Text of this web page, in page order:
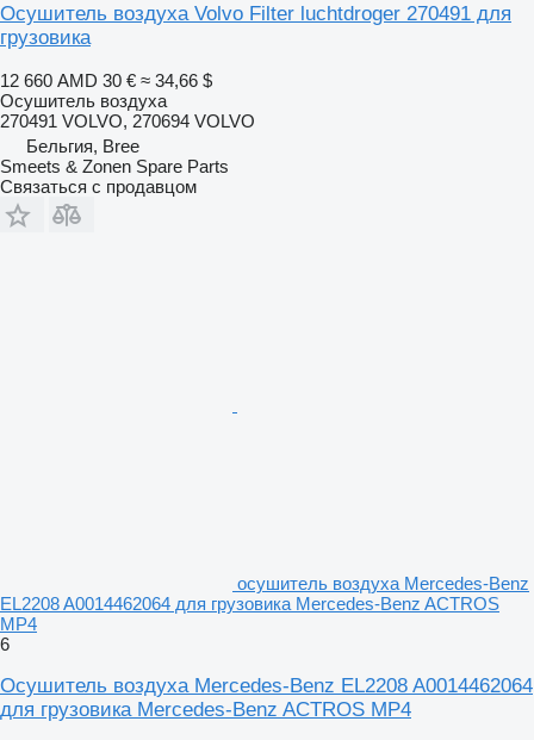
Осушитель воздуха Volvo Filter luchtdroger 270491 для
грузовика
12 660 AMD 30 € ≈ 34,66 $
Осушитель воздуха
270491 VOLVO, 270694 VOLVO
Бельгия, Bree
Smeets & Zonen Spare Parts
Связаться с продавцом
осушитель воздуха Mercedes-Benz
EL2208 A0014462064 для грузовика Mercedes-Benz ACTROS
MP4
6
Осушитель воздуха Mercedes-Benz EL2208 A0014462064
для грузовика Mercedes-Benz ACTROS MP4